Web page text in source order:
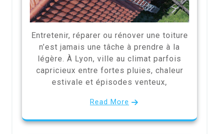
Entretenir, réparer ou rénover une toiture
n’est jamais une tâche à prendre à la
légère. À Lyon, ville au climat parfois
capricieux entre fortes pluies, chaleur
estivale et épisodes venteux,
Read More